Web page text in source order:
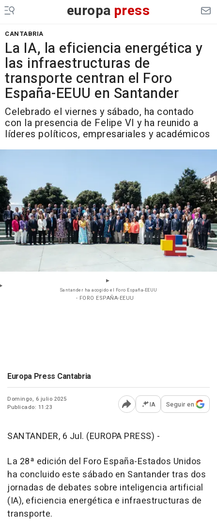
europa press
CANTABRIA
La IA, la eficiencia energética y
las infraestructuras de
transporte centran el Foro
España-EEUU en Santander
Celebrado el viernes y sábado, ha contado
con la presencia de Felipe VI y ha reunido a
líderes políticos, empresariales y académicos
Santander ha acogido el Foro España-EEUU
- FORO ESPAÑA-EEUU
Europa Press Cantabria
Domingo, 6 julio 2025
Publicado: 11:23
Abrir opciones para
IA Seguir en
SANTANDER, 6 Jul. (EUROPA PRESS) -
La 28ª edición del Foro España-Estados Unidos
ha concluido este sábado en Santander tras dos
jornadas de debates sobre inteligencia artificial
(IA), eficiencia energética e infraestructuras de
transporte.